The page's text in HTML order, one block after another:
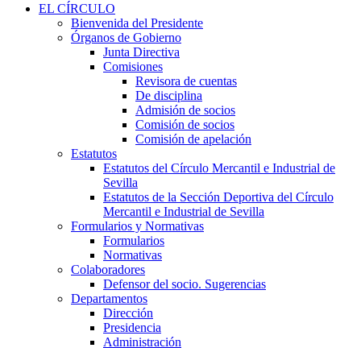
EL CÍRCULO
Bienvenida del Presidente
Órganos de Gobierno
Junta Directiva
Comisiones
Revisora de cuentas
De disciplina
Admisión de socios
Comisión de socios
Comisión de apelación
Estatutos
Estatutos del Círculo Mercantil e Industrial de
Sevilla
Estatutos de la Sección Deportiva del Círculo
Mercantil e Industrial de Sevilla
Formularios y Normativas
Formularios
Normativas
Colaboradores
Defensor del socio. Sugerencias
Departamentos
Dirección
Presidencia
Administración